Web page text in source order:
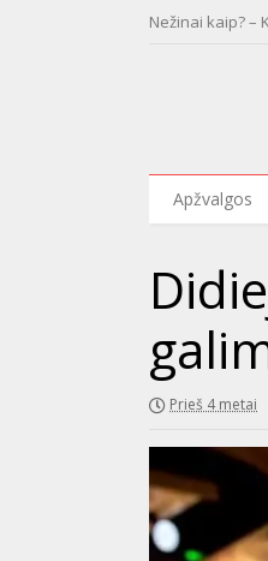
Nežinai kaip? –
Apžvalgos
Prieš 4 metai